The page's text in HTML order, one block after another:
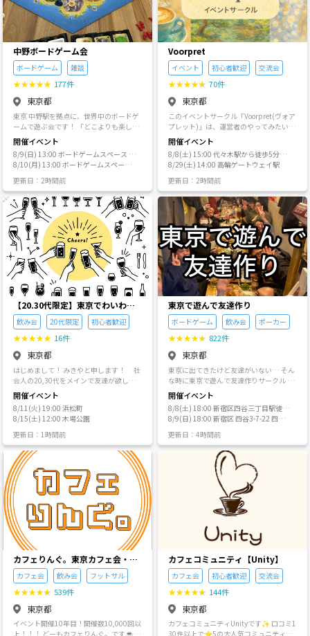
役割分担～おもてなしの心♪ 😊メンバー
が中心となって仕切る🌟 🐁「今」やりた
いことを形にする！ 🎃季節毎に様々な文
化祭的な催し物！ 💛💙毎日楽しめるオフ
会を開催💜💚 ★初めてはほとんどが1人
参加！ ★慣れてきたら友達と一緒に～♪
★仲間が沢山で毎日お誘いが止まらない
ｗ ★楽しいをみんなで共有していこう♪
💗 東京 ❥池袋から友達作りを始めよう
💗 10年後も20年後も仲良しの友達を作
ろう✨ ❶ 毎日楽しく活動する！ コンセ
プトは”友達作り” 飲み友/趣味友、相談
相手や運命の相手なんかも！？色々な人
達で楽しく活動中♪♪ ❷ オフ会企画！ タ
コパや手作り餃子、 その場で作るハンバ
ーグ会等の手作り系☆ 正月🎍ハロウィン
季節の催し物☆ その他、メンバーがやり
たい企画を実現♪ ❸ オフ会メンバーだけ
でお店貸切♪ 盛上り過ぎても大丈夫!! 必
ず貸切で開催♪ ２店貸切で行き来自由の
オフ会も☆ 週末は朝まで飲もう♪ 勿論...
✨初めてさん/１人で/友達と参加大歓迎
✨ 木の温もりあるロッジのような居酒
屋☆ 朝まで楽しめる大人なダイニング
バー☆ ✨どちらかで集まったり両方貸切
った等 ✨毎日集まったメンバーで楽しん
でます♪ 案内 🦆 https://youtu.be/3Py9
V2clO0A 🍀 大人の立振る舞いで楽しもう
🍀 ルールを守って楽しいオフ会にしまし
ょう!! (注意事項です。つなげーと規約も
守ろう) ・友達作りをコンセプトにしてま
す。男性だけ、女性だけでも開催致しま
す。 ・個人都合における返金は致しませ
ん。 ・各種勧誘の禁止(他グループ、マル
チ･ネットワーク、仮想通過･絵画販売勧
誘、宗教等) ・営業、ナンパ、喧嘩、セク
ハラをされる方、第三者から見て不快な
行為をする方は、幹事の判断でお帰り頂
く事がございます。 また、そのような場
合の返金無し。 💛大人のマナーを守って
✨ 有意義な日にしましょう!!💚
一番リピーターが多いのは料理会。ちょ
っと変わった料理を中心にやります。 楽
しいので皆さんリピートしてくれます
が、メニュー数が多いので毎回時間ギリ
ギリです A: 街歩き系、イベント系は少人
数がオススメ。人数多くなると、このサ
ークルの特徴は消える傾向に A:国際イベ
ント系：代々木公園で行う外国フェスへ
の出没率はとても高いです。少人数で行
くと楽しめます A: スポーツ観戦：主催の
趣味の世界です。サッカーのJリーグ、バ
スケのWリーグの試合観戦。 Q: なぜ外国
人が来る？ A: 結局主催が（半分）外国人
だと外国人と仲良くなりやすいのでそれ
が話題になってランダムにやってきてい
る可能性がある Q: 注意していることは？
かよくわからない飲み会勧誘 主催の私に
も持ちかけてくる人が多いので、他にも
いるんだろうなと。 禁止してます A: たま
に「私と親しい」などと言って参加者を
勧誘してくる人がいるらしいですが、 基
本公式に”副主催”または”ゲスト主催”と
認定しているメンバー以外からのサーク
ルイベントへの勧誘以外は怪しいと思っ
てください。何かあれば問い合わせを
中野ボードゲーム会
ボードゲーム 雑談
★★★★★ 177件
東京都
東京 中野駅を拠点に、世界中のボードゲ
ームで遊ぶ会です！ 「どこよりも楽し
く、分かりやすく、丁寧に」をモットー
に、ボードゲームが初めての人も、詳し
い人も、みんなが楽しめるサークルを目
指します。 サークルからのお願い事は下
記のとおりです。 ①「みんなが楽しめて
いるか」を"みんな"で意識する ボードゲ
ームは自分1人だけでは楽しめません。
みんなが互いに一緒に遊ぶ人のことを大
事にすれば、とっても楽しい会にできる
はず！ ②ぜひボードゲーム友達をたくさ
ん見つけてください。でも、無理強いは
しないでください。 もちろんボードゲー
ム以外にも趣味の合う友達ができれば最
高です。 ただ、距離の縮め方は人それぞ
れです。 連絡先交換の際など、必ず「も
しよろしければ...」と、相手が断れるよ
うな選択肢を残してください。 ③本サー
クルでは、「ボードゲーム」はあくまで
【みんなと楽しい時間を過ごす】ための
「手段」です。 このサークルは、「ボー
ドゲームを通じてみんなと楽しい時間を
過ごすこと」を目的とします。 ボードゲ
ームで「遊ぶこと/勝つこと」に熱中する
あまり、他の人を嫌な気持ちにすること
がないよう、ひとりひとりに意識しても
らえると嬉しいです！ ゲーム選びも、自
分だけで決めず、みんなで選びましょ
う。 ルール説明も、みんながちゃんと理
う。 主催が、皆さんが楽しめるように徹
底サポートします。 このサークルを通じ
て、少しでも参加者の方が「楽しい！」
を見つけてくれたらなによりです！
開催イベント
8/9(日) 13:00 ボードゲームスペース B
OARDWAY(ボードウェイ)
8/10(月) 13:00 ボードゲームスペース
BOARDWAY(ボードウェイ)
更新日：2時間前
Voorpret
イベント 初心者歓迎 交流会
★★★★★ 70件
東京都
このイベントサークル「Voorpret(ヴォア
プレット)」は、運営者のやってみたいを
形にするため立ち上げたサークルです！
私たちは日々の生活の中で、仕事・友
人・ネットなどを通していろんなことを
知ることができます。 その中で、私た
ちは「面白そうだな」「やってみたい
な」と思うことに数多く出会いました。
でも、その中には理由があってまだや
っていないものがたくさんあります。
そういったものをイベントとして運営す
ることで、”新しい発見をたくさんの人と
一緒に楽しみたい！”というコンセプトの
もと運営いたします。 私たちがが見つ
けた新しい「面白そう」「やってみた
い」を一緒に体験しましょう✨ 【「Voor
pret(ヴォアプレット)」とは？】 →オラ
ンダ語で、「お楽しみの前のわくわくす
る感じを表す言葉」のことです！ 「楽し
みになる企画を作ろう！」というところ
からつけました。 【こんな人にイベント
に参加してほしい！】 ・楽しいことをし
たい ・新しいことをしてみたい ・思い出
を誰かと共有したい ・経験、体験を大切
にしたい ・会社の人間関係以外で話せる
人を作りたい 1人での参加も、友達との
参加も、どちらも大歓迎です👌 ❗️注意事
項❗️ 皆さまに楽しく気持ちよくイベント
に参加していただくため下記のルールを
守っていただくことをお願い申し上げま
ます。もしやむおえない事情で遅くなる
などあれば必ず主催にご連絡ください。
・貴重品の保管は各自でお願いします。
盗難及び紛失は一切の責任を負いかねま
す。 ・イベント内において宗教やMLM等
への勧誘を始め営業行為や執拗なナンパ
行為等は一切禁止とさせていただきま
す。もしそのようなことが発覚した場合
営に報告の上今後のイベントの参加を禁
止とさせていただきます。 ・連絡先の交
共の施設を使うこともあります。他者の
迷惑にならないよう参加者自身で配慮お
願いします。
開催イベント
8/8(土) 15:00 代々木駅から徒歩5分の
レンタルスペース
8/29(土) 14:00 高輪ゲートウェイ駅
更新日：2時間前
【20.30代限定】東京でわいわい
したいコミュニティ
飲み会 20代限定 初心者歓迎
★★★★★ 16件
東京都
はじめまして！ みきやと申します！ 社
会人の20,30代をメインで友達が欲しい
方や新しい出会いが欲しい方などが楽し
く遊べるコミュニティになります♪ スポ
ーツや飲み会など様々なイベントを企画
していきますので、ぜひ一緒に楽しみま
しょう！ １人参加でも友達と一緒に参加
初めて来られる方が多く、半分以上が初
対面となっております👬 フレンドリーな
方が多いのでどなたでも仲良く楽しめる
かと思います☺️ 【禁止事項】 ネットワー
クビジネス・宗教・他サークル・その他
ビジネスの勧誘行為、強引な連絡先交換
を一切禁止とします。 上記行為とみなさ
れる場合は、イベント中でもお帰りいた
だき、コミュニティを退会させていただ
きます。 最後までお読みいただき、あり
がとうございます！ 一緒に楽しいコミュ
ニティを作るため、ご協力よろしくお願
いします🥰❣️
開催イベント
8/11(火) 19:00 浜松町
8/15(土) 12:00 木場公園
更新日：1時間前
東京で遊んで友達作り
ボードゲーム 飲み会 ポーカー
★★★★★ 822件
東京都
東京に出てきたけど友達がいない… そん
な時に東京で遊んで友達作りサークル 〜
本サークルの大切にしていることと、サ
ークル誕生について〜 🎯【本サークルの
大切にしていること】 大人でも、気軽
に“新しい友達”をつくれる場所をつく
る！ 遊びを通して友達作りの "居場所" を
く、誰もが安心してつながれる“居場
所”を創ることを理念としています。 た
だ人を集めるのではなく、 共通の遊びを
きっかけに自然と仲良くなれる、 あたた
かいコミュニティを大切にしています。
者のエピソード〜】 ◆ 東京に来たとき、
知り合いも友達もいなかった 実は、私自
身が東京に出てきたとき、 本当に誰ひと
り知り合いや友達がいませんでした。 仕
事と家の往復だけで終わる毎日。 週末に
遊ぶ相手もいない。 「このままじゃつま
らないな…」 そう思いながらも、どう動
けばいいかわからなかった時期がありま
した。 そんな中で出会ったのが、ボード
ゲームやポーカーでした。 ⸻ ◆ “遊
び”があったから、友達ができていった
初めは勇気を出して参加したイベントで
開催イベント
8/8(土) 18:00 新宿区四谷三丁目駅徒歩
7秒のレンタルスペース
8/9(日) 18:00 新宿区 四谷3-7-22 四谷
更新日：4時間前
カフェりんぐ。東京カフェ会・飲
み会
カフェ会 飲み会 フットサル
★★★★★ 539件
東京都
イベント開催10年目！開催数10,000回以
上！！！ どーもカフェりんぐ。です☕️ カ
カフェコミュニティ【Unity】
カフェ会 初心者歓迎 交流会
★★★★★ 144件
東京都
カフェコミュニティUnityです✨ 口コミ1
30件以上で⭐︎5の大人気コミュニティで